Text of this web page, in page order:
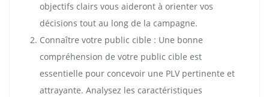
objectifs clairs vous aideront à orienter vos
décisions tout au long de la campagne.
Connaître votre public cible : Une bonne
compréhension de votre public cible est
essentielle pour concevoir une PLV pertinente et
attrayante. Analysez les caractéristiques